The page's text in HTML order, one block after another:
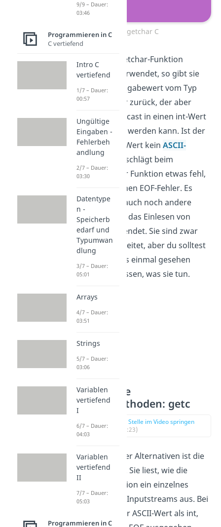
getchar C
Hast du die getchar-Funktion
erfolgreich verwendet, so gibt sie
dir einen Rückgabewert vom Typ
unsigned char zurück, der aber
auch per Typecast in einen int-Wert
umgewandelt werden kann. Ist der
eingegebene Wert keinASCII-
Zeichen oder schlägt beim
Ausführen der Funktion etwas fehl,
erhältst du einen EOF-Fehler. Es
werden aber auch noch andere
Methoden für das Einlesen von
Zeichen verwendet. Sie sind zwar
weniger verbreitet, aber du solltest
sie wenigstens einmal gesehen
haben und wissen, was sie tun.
Alternative
Einlesemethoden: getc
zur Stelle im Video springen
(01:23)
Die erste dieser Alternativen ist die
getc Funktion. Sie liest, wie die
getchar Funktion ein einzelnes
Zeichen eines Inputstreams aus. Bei
Erfolg wird der ASCII-Wert als int,
9/9 – Dauer:
03:46
Programmieren in C
C vertiefend
Intro C
vertiefend
1/7 – Dauer:
00:57
Ungültige
Eingaben -
Fehlerbeh
andlung
2/7 – Dauer:
03:30
Datentype
n -
Speicherb
edarf und
Typumwan
dlung
3/7 – Dauer:
05:01
Arrays
4/7 – Dauer:
03:51
Strings
5/7 – Dauer:
03:06
Variablen
vertiefend
I
6/7 – Dauer:
04:03
Variablen
vertiefend
II
7/7 – Dauer:
05:03
Programmieren in C